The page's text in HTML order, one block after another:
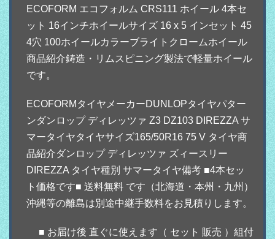
ECOFORM エコフォルム CRS111 ホイール 4本セ
ット 16インチホイールサイズ 16 x 5 インセット 45
4穴 100ホイールカラーブライトクロームホイール
商品紹介鋳造・リムスピニング製法で軽量ホイール
です。
ECOFORMタイヤメーカーDUNLOPタイヤパター
ンダンロップ ディレッツァ Z3 DZ103 DIREZZA サ
マータイヤタイヤサイズ165/50R16 75 V タイヤ商
品紹介ダンロップ ディレッツァ ズィースリー
DIREZZA タイヤ種別 サマータイヤ備考 ■4本セッ
ト価格です■ 送料無料 です（北海道・本州・九州）
沖縄等の離島は別途中継手数料をお見積りします。
■ お届け後 直ぐに使えます（ セット 販売 ）組付